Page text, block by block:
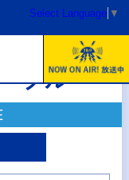
Select Language ▼
ブル